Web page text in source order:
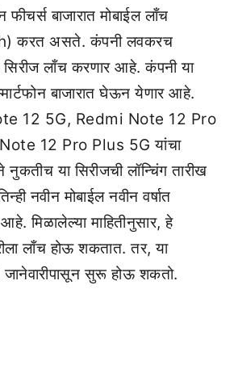
फीचर्स बाजारात मोबाईल लाँच
करत असते. कंपनी लवकरच
लाँच करणार आहे. कंपनी या
बाजारात घेऊन येणार आहे.
12 5G, Redmi Note 12 Pro
12 Pro Plus 5G यांचा
या सिरीजची लॉन्चिंग तारीख
नवीन मोबाईल नवीन वर्षात
आहे. मिळालेल्या माहितीनुसार, हे
लाँच होऊ शकतात. तर, या
जानेवारीपासून सुरू होऊ शकतो.